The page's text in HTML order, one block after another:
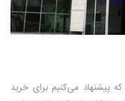
پیشنهاد می‌کنیم برای خرید